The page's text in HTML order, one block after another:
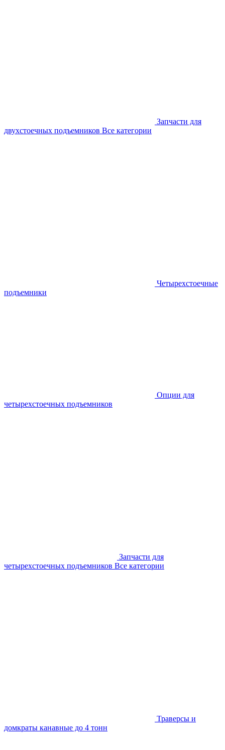
Запчасти для
двухстоечных подъемников Все категории
Четырехстоечные
подъемники
Опции для
четырехстоечных подъемников
Запчасти для
четырехстоечных подъемников Все категории
Траверсы и
домкраты канавные до 4 тонн